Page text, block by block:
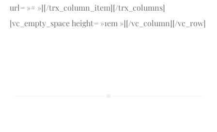
url= »# »][/trx_column_item][/trx_columns]
[vc_empty_space height= »1em »][/vc_column][/vc_row]